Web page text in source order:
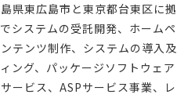
県東広島市と東京都台東区に拠
システムの受託開発、ホームペ
テンツ制作、システムの導入及
ング、パッケージソフトウェア
ービス、ASPサービス事業、レ